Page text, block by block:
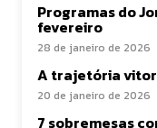
Programas do
fevereiro
28 de janeiro de 2026
A trajetória
20 de janeiro de 2026
7 sobremesas